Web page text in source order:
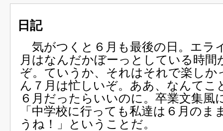
日記
気がつくと６月も最後の日。エラ
月はなんだかぼーっとしている時間
ぞ。ていうか、それはそれで楽しか
ん７月は忙しいぞ。ああ、なんてこ
６月だったらいいのに。卒業文集風
「中学校に行っても私達は６月のま
うね！」ということだ。